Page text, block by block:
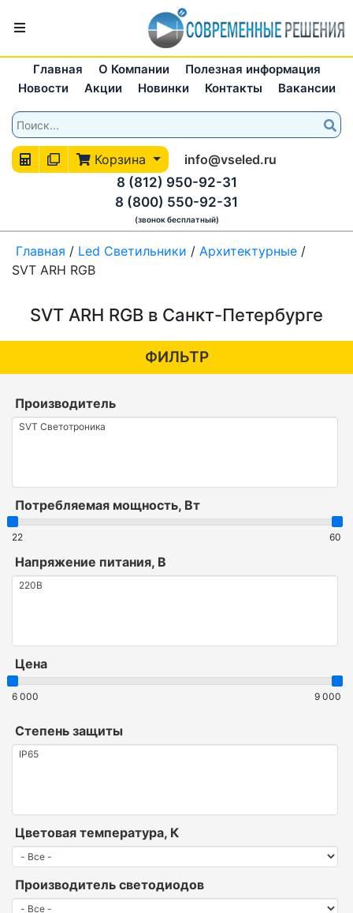
Главная О Компании
Полезная информация
Новости
Акции Новинки Контакты Вакансии
Корзина
info@vseled.ru
8 (812) 950-92-31
8 (800) 550-92-31
(звонок бесплатный)
Главная / Led Светильники / Архитектурные /
SVT ARH RGB
SVT ARH RGB в Санкт-Петербурге
ФИЛЬТР
Производитель
Потребляемая мощность, Вт
22 60
Напряжение питания, В
Цена
6 000 9 000
Степень защиты
Цветовая температура, К
Производитель светодиодов